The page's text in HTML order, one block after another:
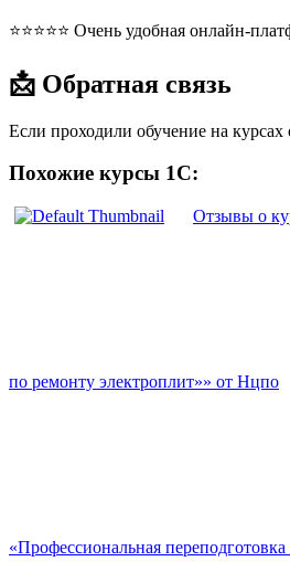
⭐⭐⭐⭐⭐ Очень удобная онлайн-
📩 Обратная связь
Если проходили обучение на
Похожие курсы 1С:
Отзывы о
по ремонту электроплит»» от Нцпо
«Профессиональная